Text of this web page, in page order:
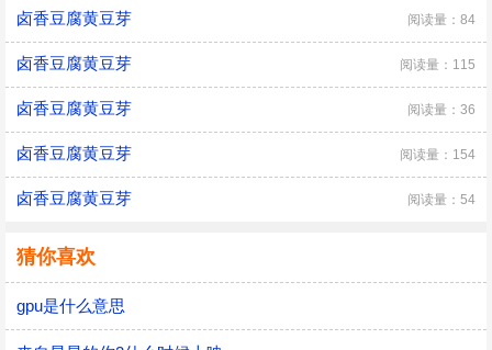
卤香豆腐黄豆芽 阅读量：84
卤香豆腐黄豆芽 阅读量：115
卤香豆腐黄豆芽 阅读量：36
卤香豆腐黄豆芽 阅读量：154
卤香豆腐黄豆芽 阅读量：54
猜你喜欢
gpu是什么意思